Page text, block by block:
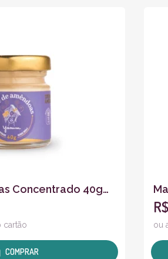
Concentrado 40g
cartão
COMPRAR
ou